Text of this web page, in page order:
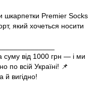
шкарпетки Premier Socks
який хочеться носити
від 1000 грн — і ми
по всій Україні! 📌
вигідно!